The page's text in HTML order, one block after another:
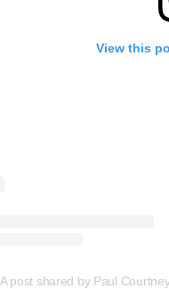
View this
A post shared by Paul